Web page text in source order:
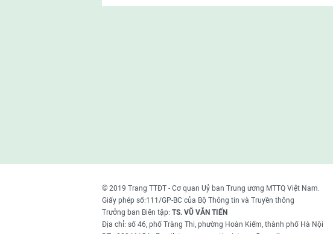
© 2019 Trang TTĐT - Cơ quan Uỷ ban Trung ương MTTQ Việt Nam.
Giấy phép số:111/GP-BC của Bộ Thông tin và Truyền thông
Trưởng ban Biên tập: TS. VŨ VĂN TIẾN
Địa chỉ: số 46, phố Tràng Thi, phường Hoàn Kiếm, thành phố Hà Nội